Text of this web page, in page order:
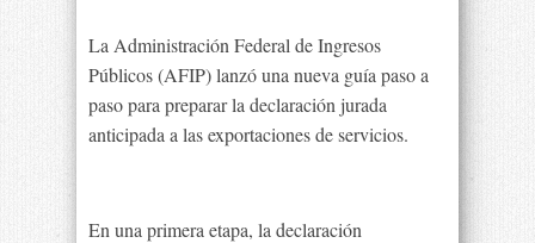
La Administración Federal de Ingresos
Públicos (AFIP) lanzó una nueva guía paso a
paso para preparar la declaración jurada
anticipada a las exportaciones de servicios.
En una primera etapa, la declaración